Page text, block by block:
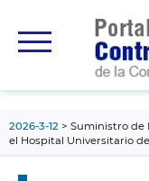
principal
2026-3-12
Suministro de
el Hospital Universitario